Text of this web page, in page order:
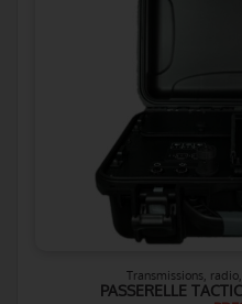
Transmissions,
PASSERELLE